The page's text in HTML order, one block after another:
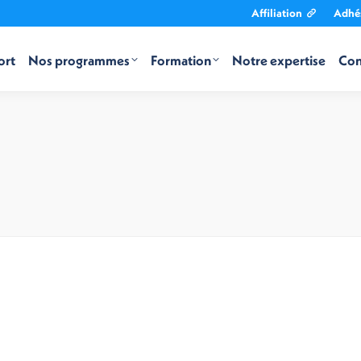
Affiliation
Nos programmes Formation Notre expertise